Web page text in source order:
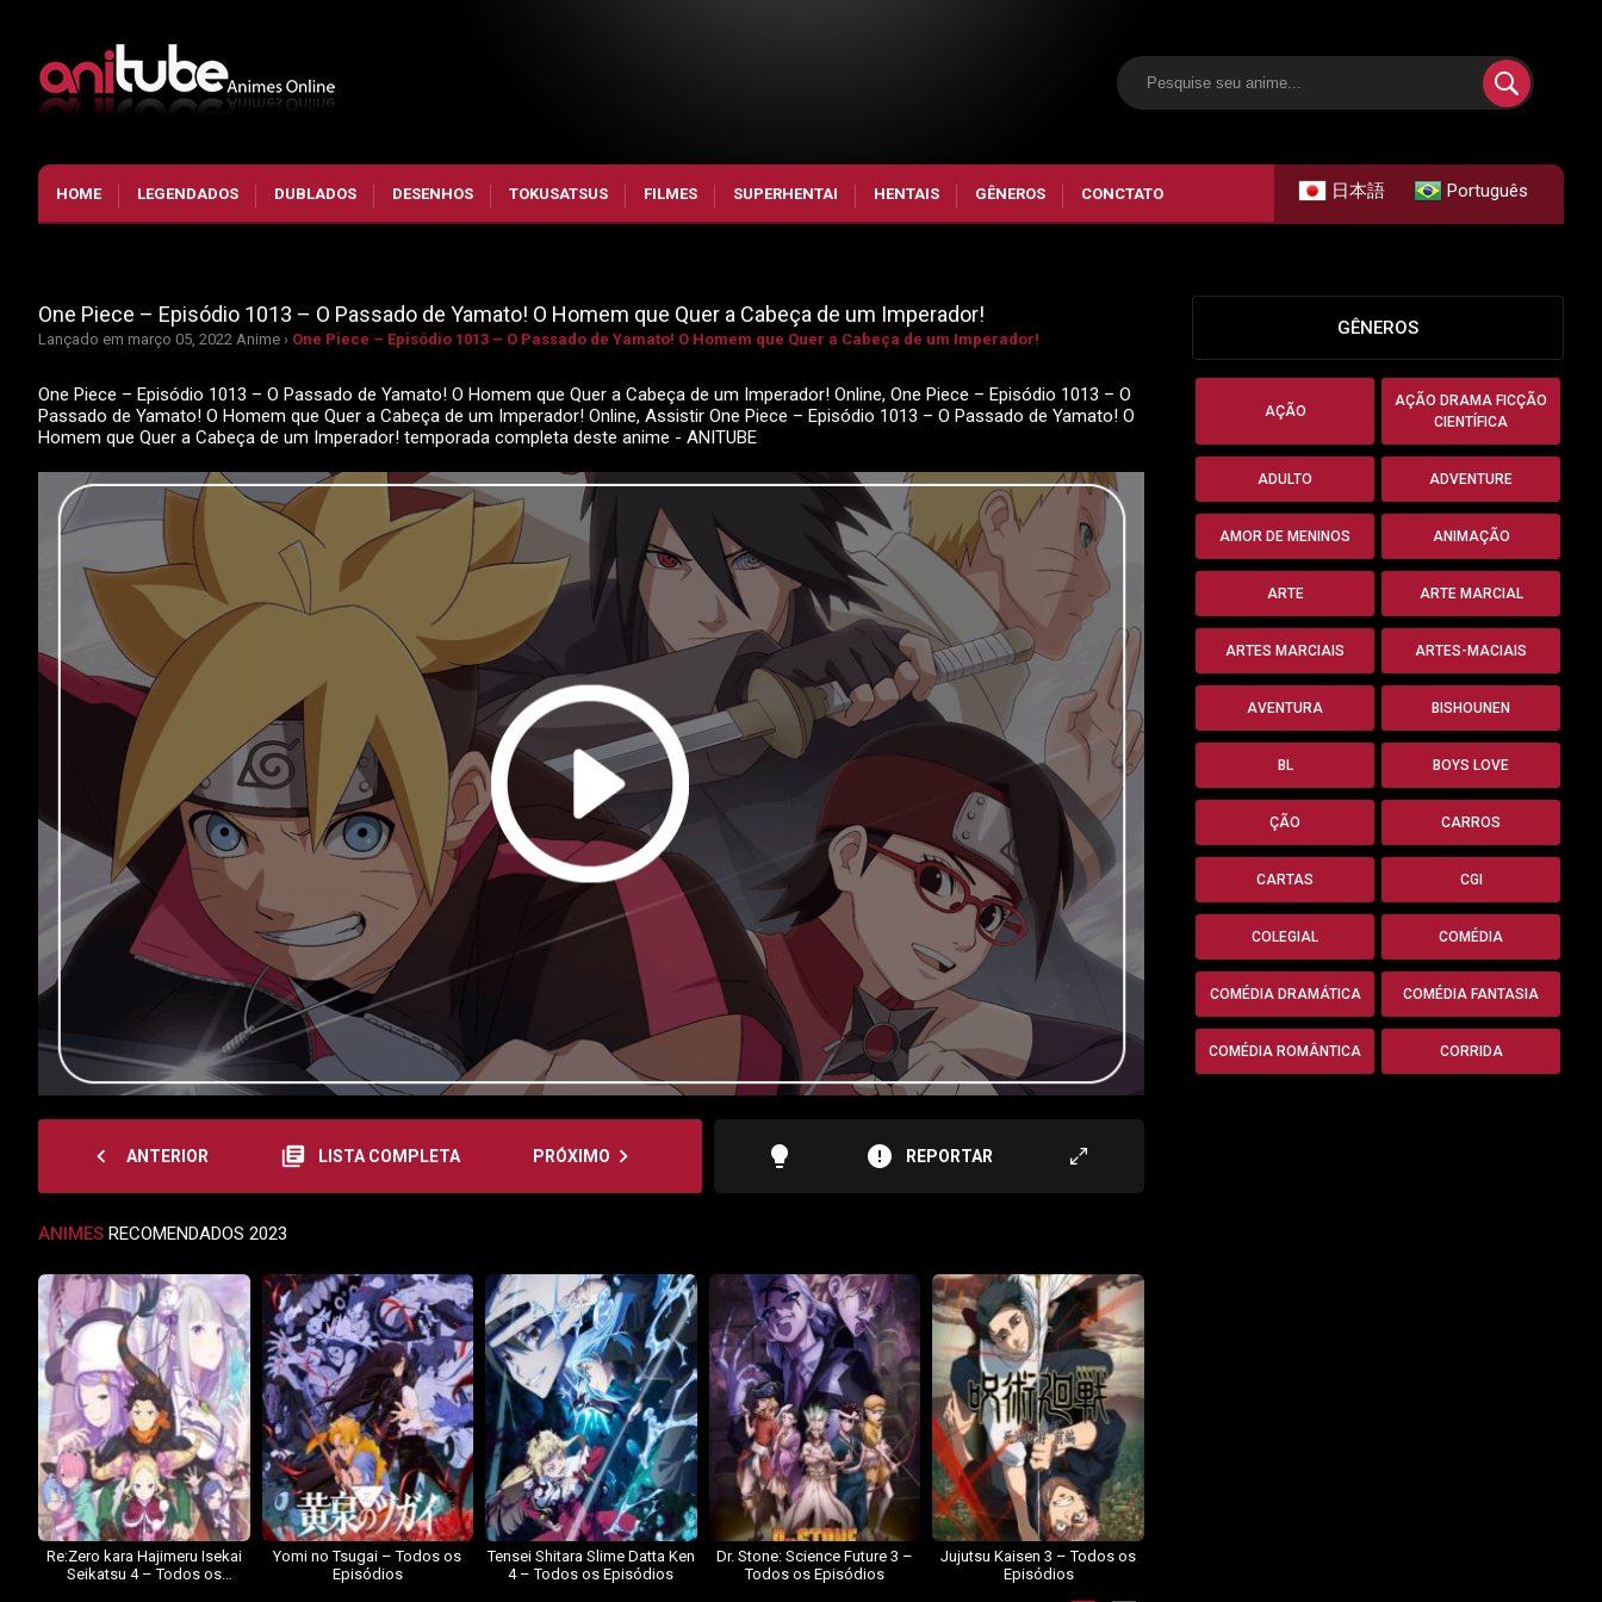
HOME LEGENDADOS DUBLADOS DESENHOS TOKUSATSUS FILMES SUPERHENTAI HENTAIS GÊNEROS CONCTATO 日本語 Português
One Piece – Episódio 1013 – O Passado de Yamato! O Homem que Quer a Cabeça de um Imperador!
Lançado em março 05, 2022 Anime › One Piece – Episódio 1013 – O Passado de Yamato! O Homem que Quer a Cabeça de um Imperador!
One Piece – Episódio 1013 – O Passado de Yamato! O Homem que Quer a Cabeça de um Imperador! Online, One Piece – Episódio 1013 – O
Passado de Yamato! O Homem que Quer a Cabeça de um Imperador! Online, Assistir One Piece – Episódio 1013 – O Passado de Yamato! O
Homem que Quer a Cabeça de um Imperador! temporada completa deste anime - ANITUBE
navigate_before ANTERIOR library_books LISTA COMPLETA PRÓXIMO navigate_next lightbulb error REPORTAR
ANIMES RECOMENDADOS 2023
Re:Zero kara Hajimeru Isekai
Seikatsu 4 – Todos os
Yomi no Tsugai – Todos os
Episódios
Tensei Shitara Slime Datta Ken
4 – Todos os Episódios
Dr. Stone: Science Future 3 –
Todos os Episódios
Jujutsu Kaisen 3 – Todos os
Episódios
GÊNEROS
AÇÃO
AÇÃO DRAMA FICÇÃO
CIENTÍFICA
ADULTO ADVENTURE
AMOR DE MENINOS ANIMAÇÃO
ARTE ARTE MARCIAL
ARTES MARCIAIS ARTES-MACIAIS
AVENTURA BISHOUNEN
BL BOYS LOVE
ÇÃO CARROS
CARTAS CGI
COLEGIAL COMÉDIA
COMÉDIA DRAMÁTICA COMÉDIA FANTASIA
COMÉDIA ROMÂNTICA CORRIDA